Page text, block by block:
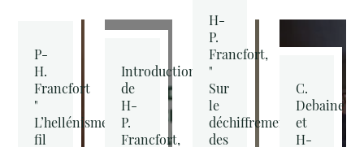
P-
H.
Francfort
"
L’hellénisme,
fil
Introduction
de
H-
P.
Francfort,
H-
P.
Francfort,
"
Sur
le
déchiffrement
des
C.
Debaine
et
H-